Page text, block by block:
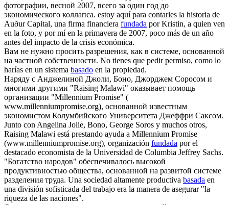
фотографии, весной 2007, всего за один год до
экономического коллапса. estoy aquí para contarles la historia de
Auður Capital, una firma financiera fundada por Kristin, a quien ven
en la foto, y por mí en la primavera de 2007, poco más de un año
antes del impacto de la crisis económica.
Вам не нужно просить разрешения, как в системе, основанной
на частной собственности. No tienes que pedir permiso, como lo
harías en un sistema basado en la propiedad.
Наряду с Анджелиной Джоли, Боно, Джорджем Соросом и
многими другими "Raising Malawi" оказывает помощь
организации "Millennium Promise" (
www.millenniumpromise.org), основанной известным
экономистом Колумбийского Университета Джеффри Саксом.
Junto con Angelina Jolie, Bono, George Soros y muchos otros,
Raising Malawi está prestando ayuda a Millennium Promise
(www.millenniumpromise.org), organización fundada por el
destacado economista de la Universidad de Columbia Jeffrey Sachs.
"Богатство народов" обеспечивалось высокой
продуктивностью общества, основанной на развитой системе
разделения труда. Una sociedad altamente productiva basada en
una división sofisticada del trabajo era la manera de asegurar "la
riqueza de las naciones".